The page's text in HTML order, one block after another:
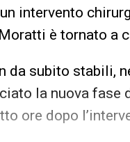
intervento
è tornato a
da subito stabili,
la nuova fase
ore dopo